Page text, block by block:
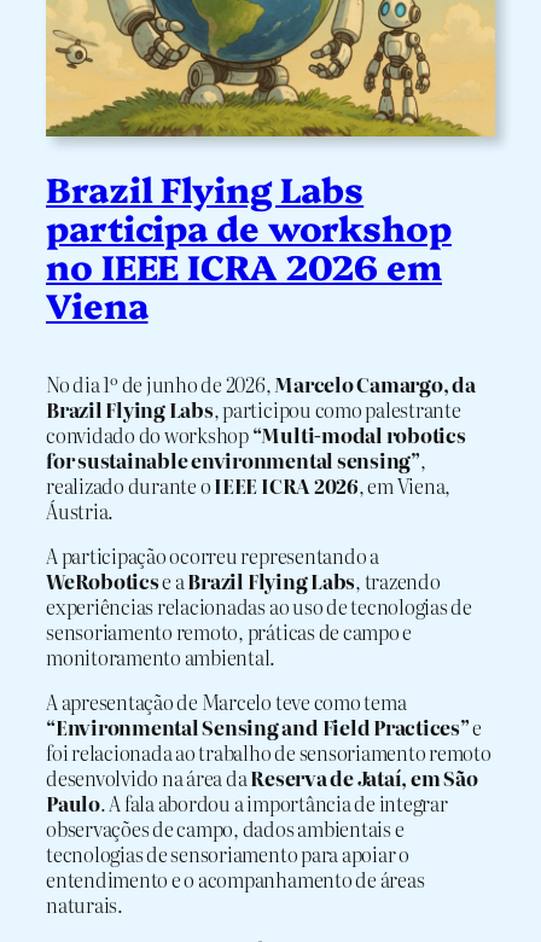
Brazil Flying Labs
participa de workshop
no IEEE ICRA 2026 em
Viena
No dia 1º de junho de 2026,Marcelo Camargo, da
Brazil Flying Labs, participou como palestrante
convidado do workshop“Multi-modal robotics
for sustainable environmental sensing”,
realizado durante oIEEE ICRA 2026, em Viena,
Áustria.
A participação ocorreu representando a
WeRoboticse aBrazil Flying Labs, trazendo
experiências relacionadas ao uso de tecnologias de
sensoriamento remoto, práticas de campo e
monitoramento ambiental.
A apresentação de Marcelo teve como tema
“Environmental Sensing and Field Practices”e
foi relacionada ao trabalho de sensoriamento remoto
desenvolvido na área daReserva de Jataí, em São
Paulo. A fala abordou a importância de integrar
observações de campo, dados ambientais e
tecnologias de sensoriamento para apoiar o
entendimento e o acompanhamento de áreas
naturais.